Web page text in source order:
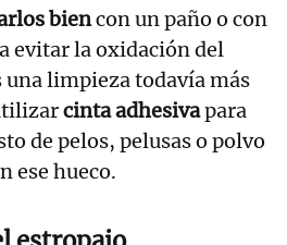
biencon un paño o con
evitar la oxidación del
limpieza todavía más
cinta adhesivapara
de pelos, pelusas o polvo
ese hueco.